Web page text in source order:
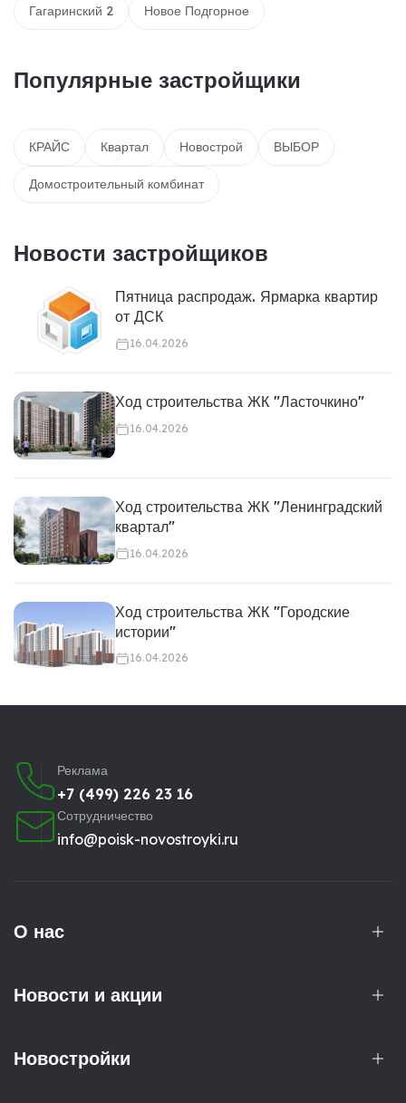
Гагаринский 2 Новое Подгорное
Популярные застройщики
КРАЙС Квартал Новострой ВЫБОР
Домостроительный комбинат
Новости застройщиков
Пятница распродаж. Ярмарка квартир
от ДСК
16.04.2026
Ход строительства ЖК "Ласточкино"
16.04.2026
Ход строительства ЖК "Ленинградский
квартал"
16.04.2026
Ход строительства ЖК "Городские
истории"
16.04.2026
Реклама
+7 (499) 226 23 16
Сотрудничество
info@poisk-novostroyki.ru
О нас
Новости и акции
Новостройки